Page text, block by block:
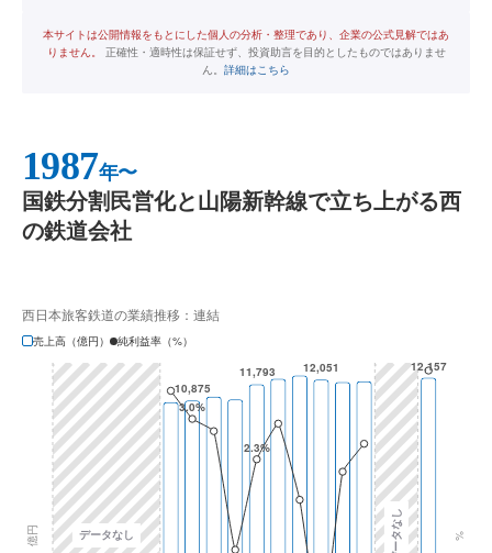
本サイトは公開情報をもとにした個人の分析・整理であり、企業の公式見解ではあ
りません。
正確性・適時性は保証せず、投資助言を目的としたものではありませ
ん。 詳細はこちら
1987年〜
国鉄分割民営化と山陽新幹線で立ち上がる西
の鉄道会社
西日本旅客鉄道の業績推移：連結
売上高（億円）
純利益率（%）